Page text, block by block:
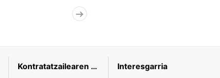
Kontratatzailearen profila Interesgarria